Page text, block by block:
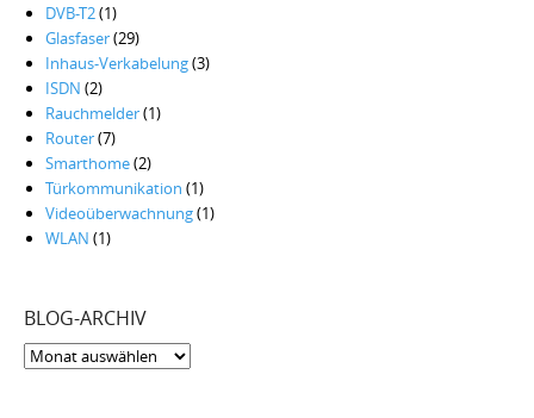
DVB-T2(1)
Glasfaser(29)
Inhaus-Verkabelung(3)
ISDN (2)
Rauchmelder(1)
Router(7)
Smarthome(2)
Türkommunikation (1)
Videoüberwachnung(1)
WLAN (1)
BLOG-ARCHIV
Blog-